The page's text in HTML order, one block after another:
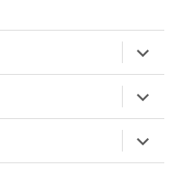
ouvrir
le
sous-
menu
ouvrir
le
sous-
menu
ouvrir
le
sous-